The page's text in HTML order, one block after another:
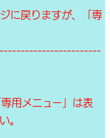
に戻りますが、「専
用メニュー」は表
。